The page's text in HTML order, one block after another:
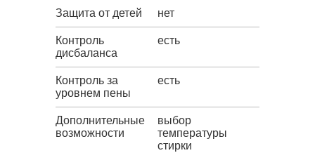
Защита от детей нет
Контроль
дисбаланса
есть
Контроль за
уровнем пены
есть
Дополнительные
возможности
выбор
температуры
стирки